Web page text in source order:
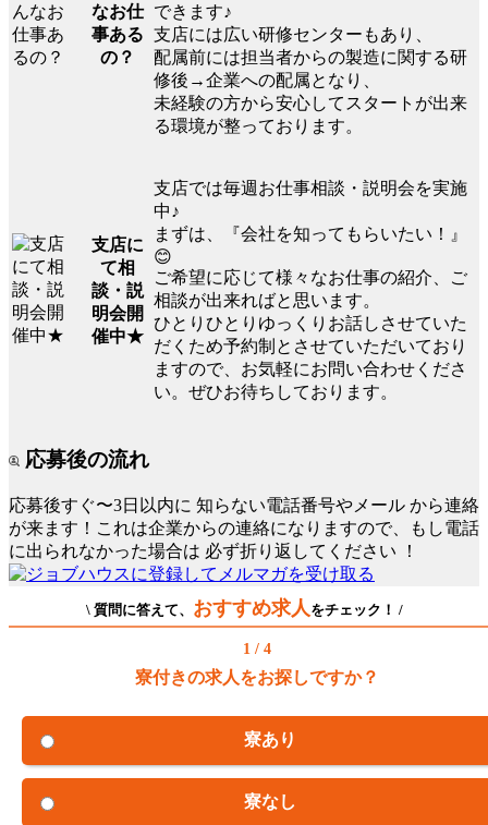
なお仕
事ある
の？
できます♪
支店には広い研修センターもあり、
配属前には担当者からの製造に関する研
修後→企業への配属となり、
未経験の方から安心してスタートが出来
る環境が整っております。
支店に
て相
談・説
明会開
催中★
支店では毎週お仕事相談・説明会を実施
中♪
まずは、『会社を知ってもらいたい！』
😊
ご希望に応じて様々なお仕事の紹介、ご
相談が出来ればと思います。
ひとりひとりゆっくりお話しさせていた
だくため予約制とさせていただいており
ますので、お気軽にお問い合わせくださ
い。ぜひお待ちしております。
応募後の流れ
応募後すぐ〜3日以内に 知らない電話番号やメール から連絡
が来ます！これは企業からの連絡になりますので、もし電話
に出られなかった場合は 必ず折り返してください ！
\ 質問に答えて、 おすすめ求人 をチェック！ /
1 / 4
寮付きの求人をお探しですか？
寮あり
寮なし